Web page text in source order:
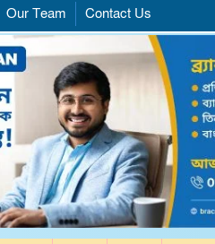
Our Team Contact Us